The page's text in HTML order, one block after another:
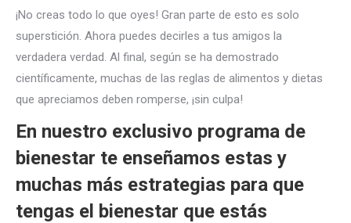
¡No creas todo lo que oyes! Gran parte de esto es solo
superstición. Ahora puedes decirles a tus amigos la
verdadera verdad. Al final, según se ha demostrado
científicamente, muchas de las reglas de alimentos y dietas
que apreciamos deben romperse, ¡sin culpa!
En nuestro exclusivo programa de
bienestar te enseñamos estas y
muchas más estrategias para que
tengas el bienestar que estás